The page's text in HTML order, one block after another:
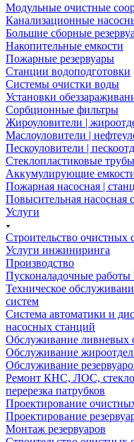
Модульные очистные
Канализационные
Большие сборные
Накопительные емкости
Пожарные резервуары
Станции водоподготовки
Системы очистки воды
Установки
Сорбционные фильтры
Жироуловители |
Маслоуловители |
Пескоуловители |
Стеклопластиковые трубы
Аккумулирующие
Пожарная насосная |
Повысительная насосная
Услуги
Строительство очистных
Услуги инжиниринга
Производство
Пусконаладочные
Техническое
систем
Система автоматики и
насосных станций
Обслуживание ливневых
Обслуживание
Обслуживание
Ремонт КНС, ЛОС,
перерезка патрубков
Проектирование
Проектирование
Монтаж резервуаров